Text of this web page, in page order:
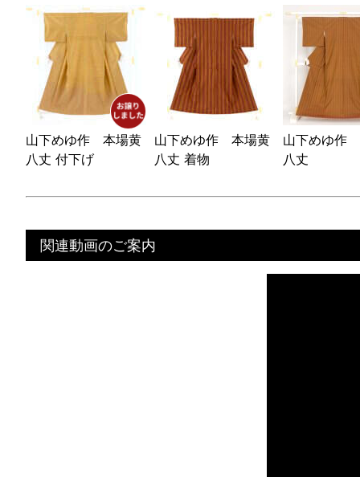
山下めゆ作 本場黄
八丈 付下げ
山下めゆ作 本場黄
八丈 着物
山下めゆ作
八丈
関連動画のご案内